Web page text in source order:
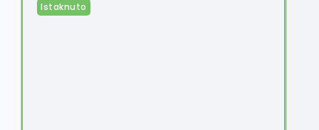
Istaknuto